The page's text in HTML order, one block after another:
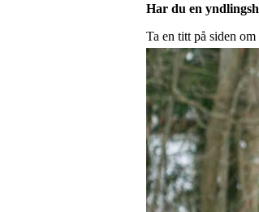
Har du en
Ta en titt på siden